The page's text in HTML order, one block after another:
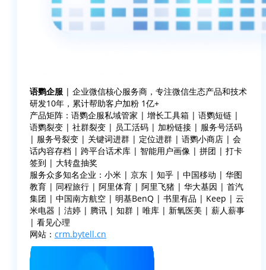
语鹦企服 | 企业微信核心服务商，专注微信生态产品和技术
研发10年，累计帮助客户加粉 1亿+
产品矩阵：语鹦企服私域管家 | 增长工具箱 | 语鹦短链 |
语鹦裂变 | 社群裂变 | 员工活码 | 加粉链接 | 服务号活码
| 服务号裂变 | 关键词进群 | 定位进群 | 语鹦小商店 | 会
话内容存档 | 跨平台话术库 | 智能用户画像 | 拼团 | 打卡
签到 | 大转盘抽奖
服务众多知名企业：小米 | 京东 | 知乎 | 中国移动 | 华图
教育 | 同程旅行 | 阿里体育 | 阿里飞猪 | 华大基因 | 首汽
集团 | 中国南方航空 | 明基BenQ | 书里有品 | Keep | 云
米电器 | 洁婷 | 腾讯 | 知群 | 唯库 | 新氧医美 | 薪人薪事
| 看见心理
网站： crm.bytell.cn